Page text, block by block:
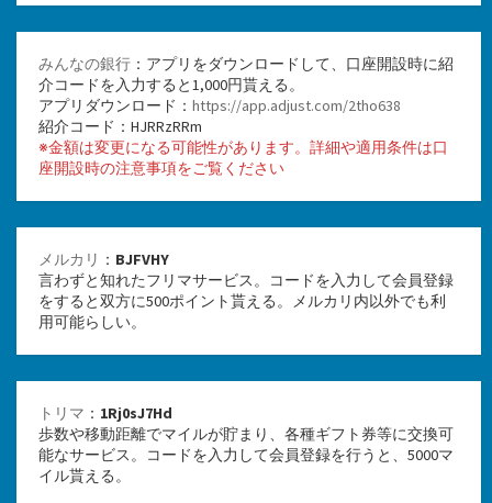
みんなの銀行 ：アプリをダウンロードして、口座開設時に紹
介コードを入力すると1,000円貰える。
アプリダウンロード： https://app.adjust.com/2tho638
紹介コード：HJRRzRRm
※金額は変更になる可能性があります。詳細や適用条件は口
座開設時の注意事項をご覧ください
メルカリ ： BJFVHY
言わずと知れたフリマサービス。コードを入力して会員登録
をすると双方に500ポイント貰える。メルカリ内以外でも利
用可能らしい。
トリマ ： 1Rj0sJ7Hd
歩数や移動距離でマイルが貯まり、各種ギフト券等に交換可
能なサービス。コードを入力して会員登録を行うと、5000マ
イル貰える。